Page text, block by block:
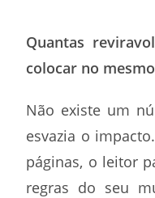
Quantas
colocar no
Não existe um
esvazia o
páginas, o leitor
regras do seu